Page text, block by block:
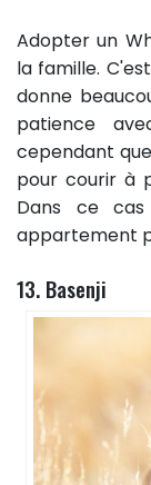
Adopter un
la famille.
donne
patience
cependant
pour courir à
Dans ce
appartement
13. Basenji